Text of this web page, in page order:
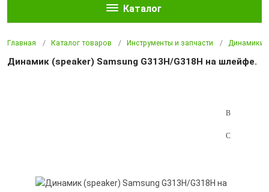
Каталог
Главная Каталог товаров Инструменты и запчасти Динамики,
Динамик (speaker) Samsung G313H/G318H на шлейфе.